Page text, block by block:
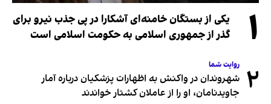
۱
یکی از بستگان خامنه‌ای آشکارا در پی جذب نیرو برای
گذر از جمهوری اسلامی به حکومت اسلامی است
۲ روایت شما
شهروندان در واکنش به اظهارات پزشکیان درباره آمار
جاویدنامان، او را از عاملان کشتار خواندند